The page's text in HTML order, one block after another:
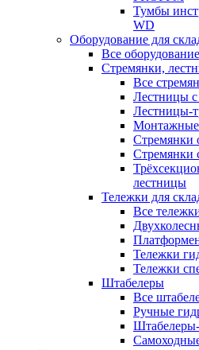
Тумбы
WD
Оборудование для
Все
Стремянки,
Все
Лестницы
Лестницы-
Монтажные
Стремянки
Стремянки
лестницы
Тележки для
Все
Тележки
Тележки
Штабелеры
Все
Ручные
Штабелеры-